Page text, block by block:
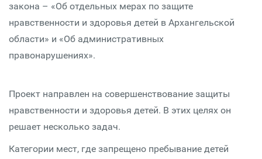
закона – «Об отдельных мерах по защите
нравственности и здоровья детей в Архангельской
области» и «Об административных
правонарушениях».
Проект направлен на совершенствование защиты
нравственности и здоровья детей. В этих целях он
решает несколько задач.
Категории мест, где запрещено пребывание детей